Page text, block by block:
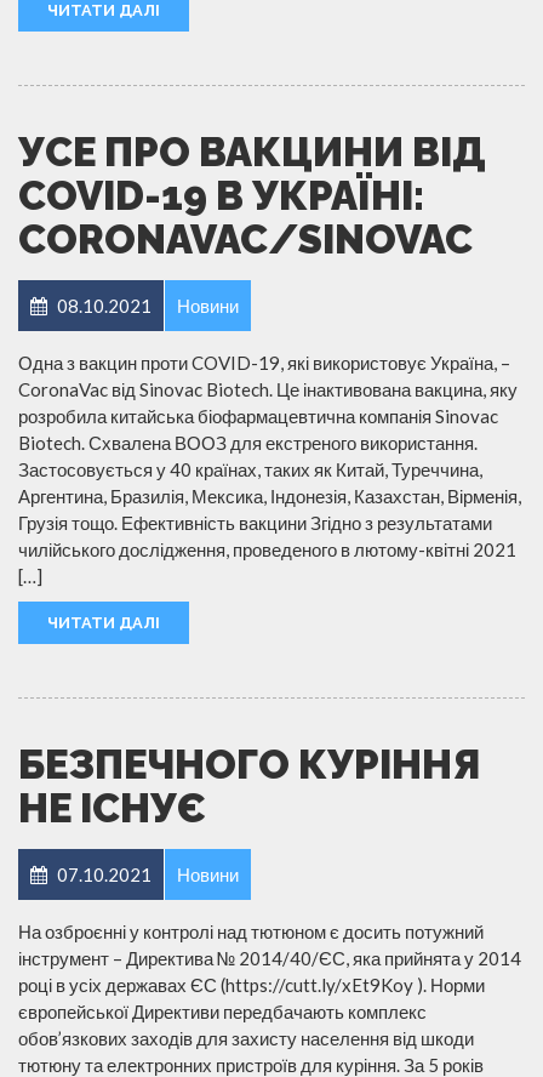
ЧИТАТИ ДАЛІ
УСЕ ПРО ВАКЦИНИ ВІД
COVID-19 В УКРАЇНІ:
CORONAVAC/SINOVAC
08.10.2021 Новини
Одна з вакцин проти COVID-19, які використовує Україна, –
CoronaVac від Sinovac Biotech. Це інактивована вакцина, яку
розробила китайська біофармацевтична компанія Sinovac
Biotech. Схвалена ВООЗ для екстреного використання.
Застосовується у 40 країнах, таких як Китай, Туреччина,
Аргентина, Бразилія, Мексика, Індонезія, Казахстан, Вірменія,
Грузія тощо. Ефективність вакцини Згідно з результатами
чилійського дослідження, проведеного в лютому-квітні 2021
[…]
ЧИТАТИ ДАЛІ
БЕЗПЕЧНОГО КУРІННЯ
НЕ ІСНУЄ
07.10.2021 Новини
На озброєнні у контролі над тютюном є досить потужний
інструмент – Директива № 2014/40/ЄС, яка прийнята у 2014
році в усіх державах ЄС (https://cutt.ly/xEt9Koy ). Норми
європейської Директиви передбачають комплекс
обов’язкових заходів для захисту населення від шкоди
тютюну та електронних пристроїв для куріння. За 5 років